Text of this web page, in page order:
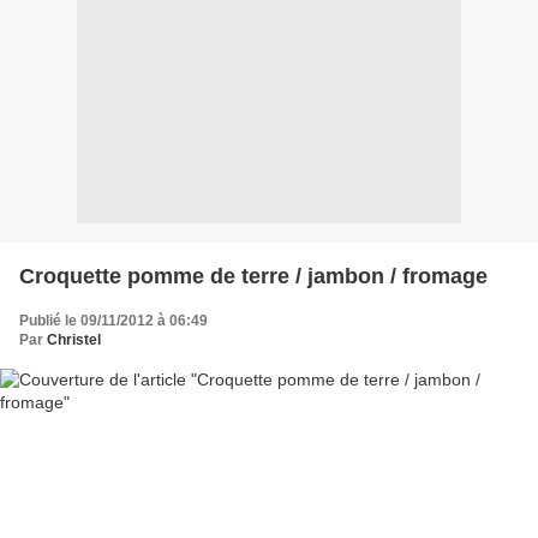
Croquette pomme de terre / jambon / fromage
Publié le 09/11/2012 à 06:49
Par Christel